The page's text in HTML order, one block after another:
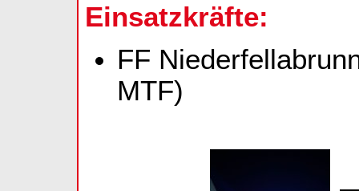
Einsatzkräfte:
FF
MTF)